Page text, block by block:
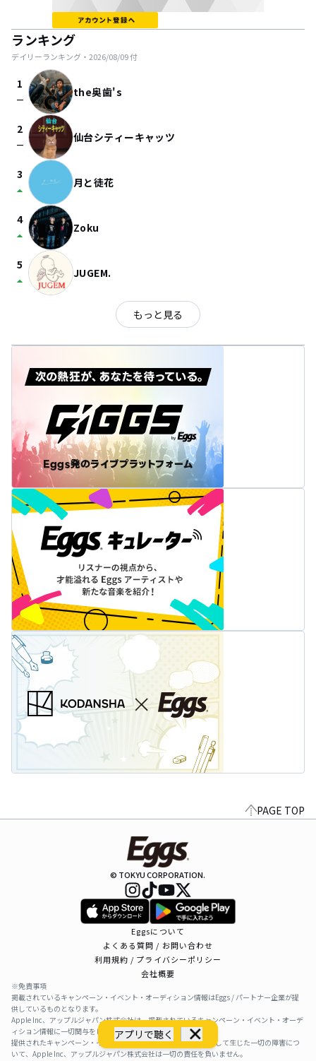
アプリで聴く
ランキング
デイリーランキング・ 2026/08/09付
1
check_indeterminate_small the奥歯's
2
check_indeterminate_small 仙台シティーキャッツ
3
arrow_drop_up 月と徒花
4
arrow_drop_up Zoku
5
arrow_drop_up JUGEM.
もっと見る
PAGE TOP
© TOKYU CORPORATION.
Eggsについて
よくある質問 / お問い合わせ
利用規約 / プライバシーポリシー
会社概要
※免責事項
掲載されているキャンペーン・イベント・オーディション情報はEggs / パートナー企業が提
供しているものとなります。
Apple Inc、アップルジャパン株式会社は、掲載されているキャンペーン・イベント・オーデ
ィション情報に一切関与をしておりません。
提供されたキャンペーン・イベント・オーディション情報を利用して生じた一切の障害につ
いて、Apple Inc、アップルジャパン株式会社は一切の責任を負いません。